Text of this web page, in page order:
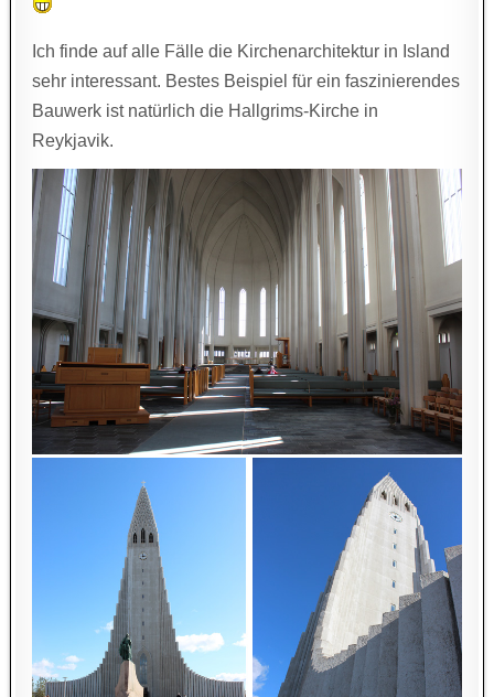
Ich finde auf alle Fälle die Kirchenarchitektur in Island
sehr interessant. Bestes Beispiel für ein faszinierendes
Bauwerk ist natürlich die Hallgrims-Kirche in
Reykjavik.